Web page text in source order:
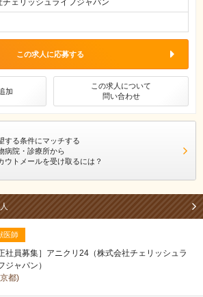
チェリッシュライフジャパン
この求人に応募する
加
この求人について
問い合わせ
する条件にマッチする
病院・診療所から
ウトメールを受け取るには？
医師
正社員募集］アニクリ24（株式会社チェリッシュラ
ジャパン）
都)